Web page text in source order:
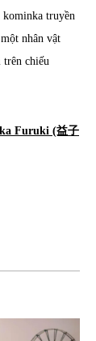
kominka truyền
nhân vật
chiếu
Furuki (益子